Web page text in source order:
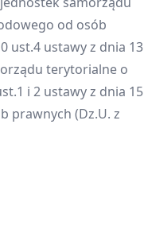
od osób
ust.4 ustawy z dnia 13
terytorialne o
i 2 ustawy z dnia 15
prawnych (Dz.U. z